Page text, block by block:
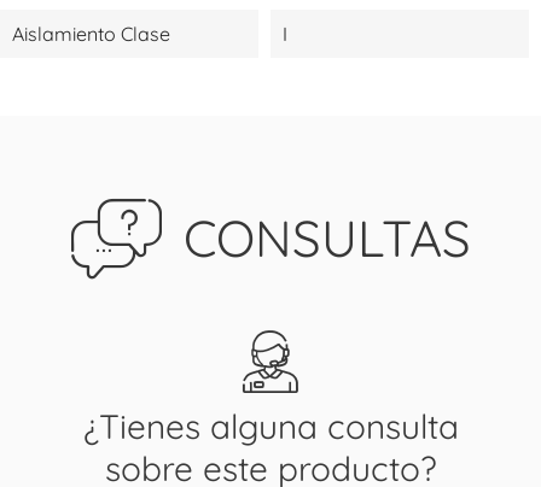
Aislamiento Clase I
CONSULTAS
¿Tienes alguna consulta
sobre este producto?